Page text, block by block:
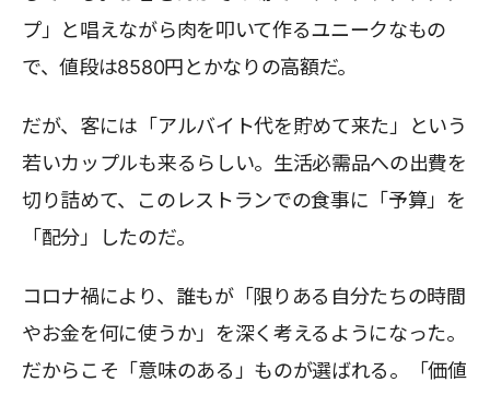
プ」と唱えながら肉を叩いて作るユニークなもの
で、値段は8580円とかなりの高額だ。
だが、客には「アルバイト代を貯めて来た」という
若いカップルも来るらしい。生活必需品への出費を
切り詰めて、このレストランでの食事に「予算」を
「配分」したのだ。
コロナ禍により、誰もが「限りある自分たちの時間
やお金を何に使うか」を深く考えるようになった。
だからこそ「意味のある」ものが選ばれる。「価値